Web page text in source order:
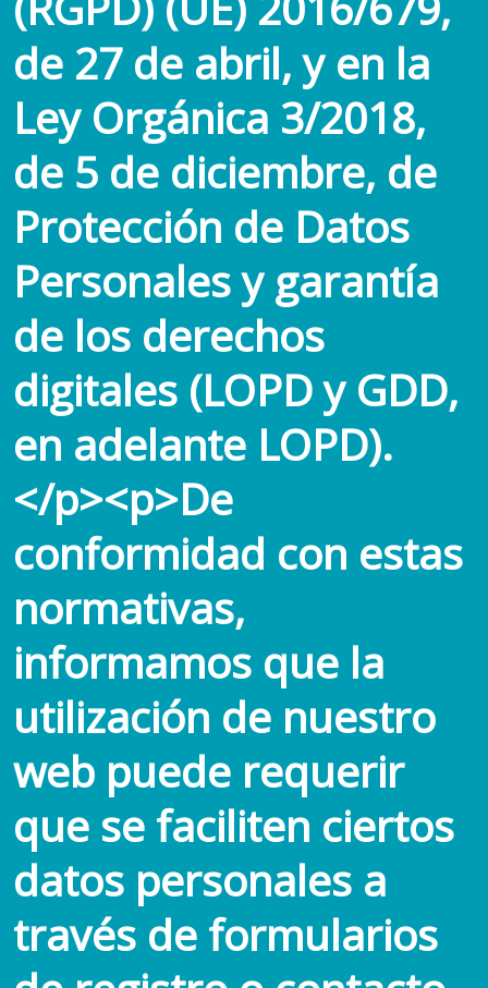
de 27 de abril, y en la
Ley Orgánica 3/2018,
de 5 de diciembre, de
Protección de Datos
Personales y garantía
de los derechos
digitales (LOPD y GDD,
en adelante LOPD).
</p><p>De
conformidad con estas
normativas,
informamos que la
utilización de nuestro
web puede requerir
que se faciliten ciertos
datos personales a
través de formularios